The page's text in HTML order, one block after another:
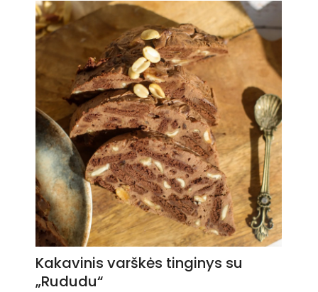
Kakavinis varškės tinginys su
„Rududu“